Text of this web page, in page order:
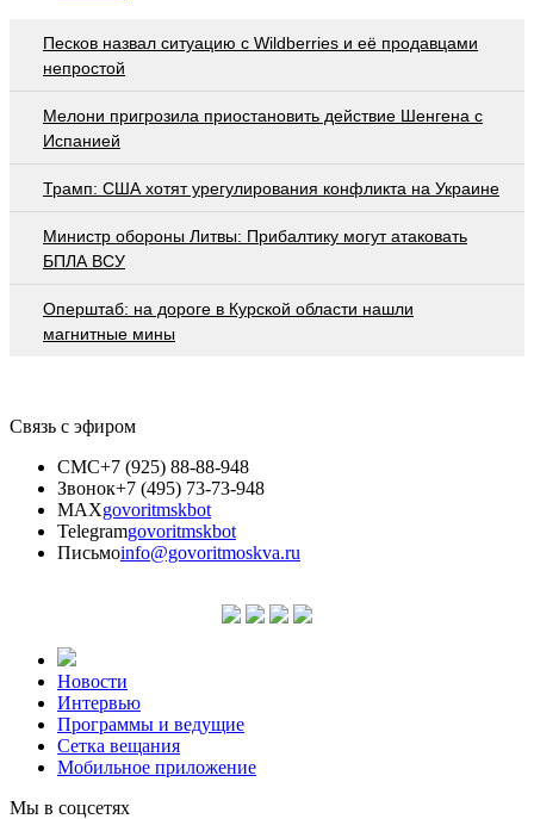
Песков назвал ситуацию с Wildberries и её продавцами
непростой
Мелони пригрозила приостановить действие Шенгена с
Испанией
Трамп: США хотят урегулирования конфликта на Украине
Министр обороны Литвы: Прибалтику могут атаковать
БПЛА ВСУ
Оперштаб: на дороге в Курской области нашли
магнитные мины
Связь с эфиром
СМС+7 (925) 88-88-948
Звонок+7 (495) 73-73-948
MAXgovoritmskbot
Telegramgovoritmskbot
Письмоinfo@govoritmoskva.ru
Новости
Интервью
Программы и ведущие
Сетка вещания
Мобильное приложение
Мы в соцсетях